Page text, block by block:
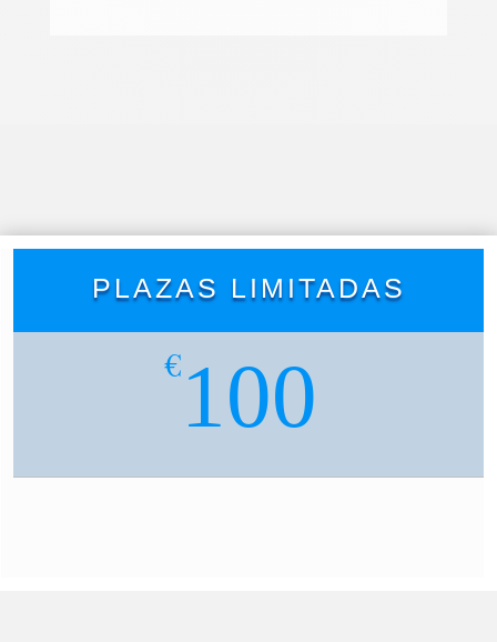
PLAZAS LIMITADAS
€100